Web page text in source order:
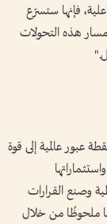
فإنها ستسرّع
مسار هذه التحولات
عبور عالمية إلى قوة
وصنع القرارات
ملحوظًا من خلال